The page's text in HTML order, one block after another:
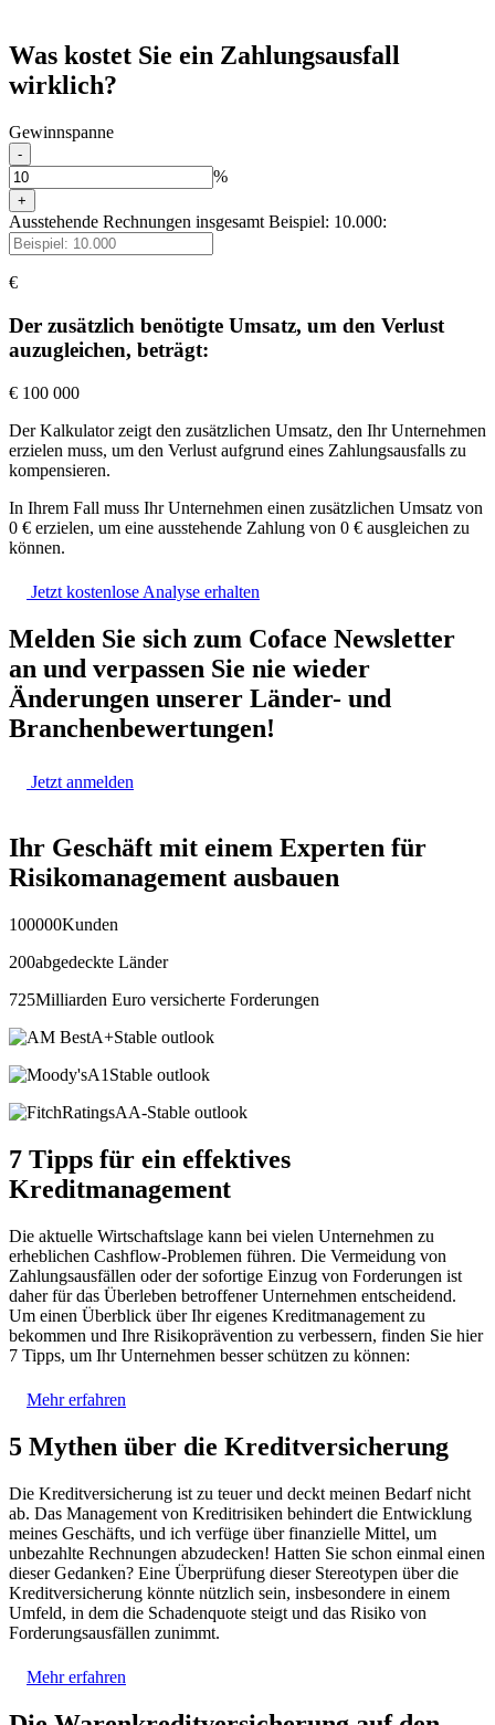
Was kostet Sie ein Zahlungsausfall
wirklich?
Gewinnspanne
-
%
+
Ausstehende Rechnungen insgesamt Beispiel: 10.000:
€
Der zusätzlich benötigte Umsatz, um den Verlust
auzugleichen, beträgt:
€ 100 000
Der Kalkulator zeigt den zusätzlichen Umsatz, den Ihr Unternehmen
erzielen muss, um den Verlust aufgrund eines Zahlungsausfalls zu
kompensieren.
In Ihrem Fall muss Ihr Unternehmen einen zusätzlichen Umsatz von
0 € erzielen, um eine ausstehende Zahlung von 0 € ausgleichen zu
können.
Jetzt kostenlose Analyse erhalten
Melden Sie sich zum Coface Newsletter
an und verpassen Sie nie wieder
Änderungen unserer Länder- und
Branchenbewertungen!
Jetzt anmelden
Ihr Geschäft mit einem Experten für
Risikomanagement ausbauen
100000Kunden
200abgedeckte Länder
725Milliarden Euro versicherte Forderungen
A+Stable outlook
A1 Stable outlook
AA-Stable outlook
7 Tipps für ein effektives
Kreditmanagement
Die aktuelle Wirtschaftslage kann bei vielen Unternehmen zu
erheblichen Cashflow-Problemen führen. Die Vermeidung von
Zahlungsausfällen oder der sofortige Einzug von Forderungen ist
daher für das Überleben betroffener Unternehmen entscheidend.
Um einen Überblick über Ihr eigenes Kreditmanagement zu
bekommen und Ihre Risikoprävention zu verbessern, finden Sie hier
7 Tipps, um Ihr Unternehmen besser schützen zu können:
Mehr erfahren
5 Mythen über die Kreditversicherung
Die Kreditversicherung ist zu teuer und deckt meinen Bedarf nicht
ab. Das Management von Kreditrisiken behindert die Entwicklung
meines Geschäfts, und ich verfüge über finanzielle Mittel, um
unbezahlte Rechnungen abzudecken! Hatten Sie schon einmal einen
dieser Gedanken? Eine Überprüfung dieser Stereotypen über die
Kreditversicherung könnte nützlich sein, insbesondere in einem
Umfeld, in dem die Schadenquote steigt und das Risiko von
Forderungsausfällen zunimmt.
Mehr erfahren